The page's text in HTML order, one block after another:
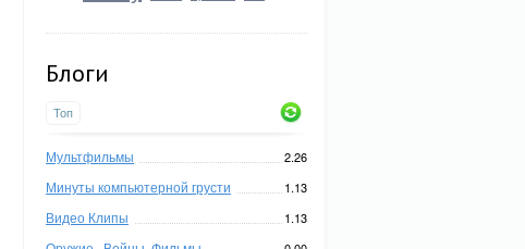
Блоги
Топ
Мультфильмы 2.26
Минуты компьютерной грусти 1.13
Видео Клипы 1.13